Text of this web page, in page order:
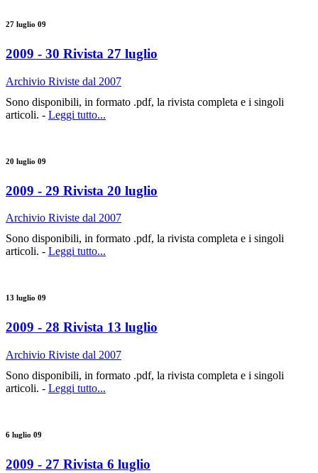
27 luglio 09
2009 - 30 Rivista 27 luglio
Archivio Riviste dal 2007
Sono disponibili, in formato .pdf, la rivista completa e i singoli
articoli. - Leggi tutto...
20 luglio 09
2009 - 29 Rivista 20 luglio
Archivio Riviste dal 2007
Sono disponibili, in formato .pdf, la rivista completa e i singoli
articoli. - Leggi tutto...
13 luglio 09
2009 - 28 Rivista 13 luglio
Archivio Riviste dal 2007
Sono disponibili, in formato .pdf, la rivista completa e i singoli
articoli. - Leggi tutto...
6 luglio 09
2009 - 27 Rivista 6 luglio